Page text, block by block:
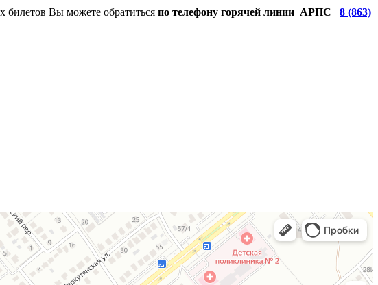
билетов Вы можете обратиться по телефону горячей линии АРПС 8 (863)